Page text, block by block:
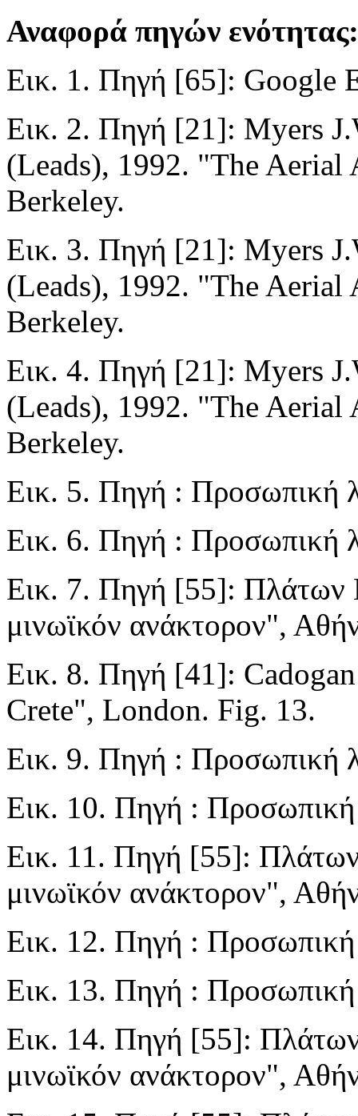
Αναφορά πηγών ενότητας:
Εικ. 1. Πηγή [65]: Google
Εικ. 2. Πηγή [21]: Myers
(Leads), 1992. "The Aerial
Berkeley.
Εικ. 3. Πηγή [21]: Myers
(Leads), 1992. "The Aerial
Berkeley.
Εικ. 4. Πηγή [21]: Myers
(Leads), 1992. "The Aerial
Berkeley.
Εικ. 5. Πηγή : Προσωπική
Εικ. 6. Πηγή : Προσωπική
Εικ. 7. Πηγή [55]: Πλάτων
μινωϊκόν ανάκτορον",
Εικ. 8. Πηγή [41]:
Crete", London. Fig. 13.
Εικ. 9. Πηγή : Προσωπική
Εικ. 10. Πηγή :
Εικ. 11. Πηγή [55]:
μινωϊκόν ανάκτορον",
Εικ. 12. Πηγή :
Εικ. 13. Πηγή :
Εικ. 14. Πηγή [55]:
μινωϊκόν ανάκτορον",